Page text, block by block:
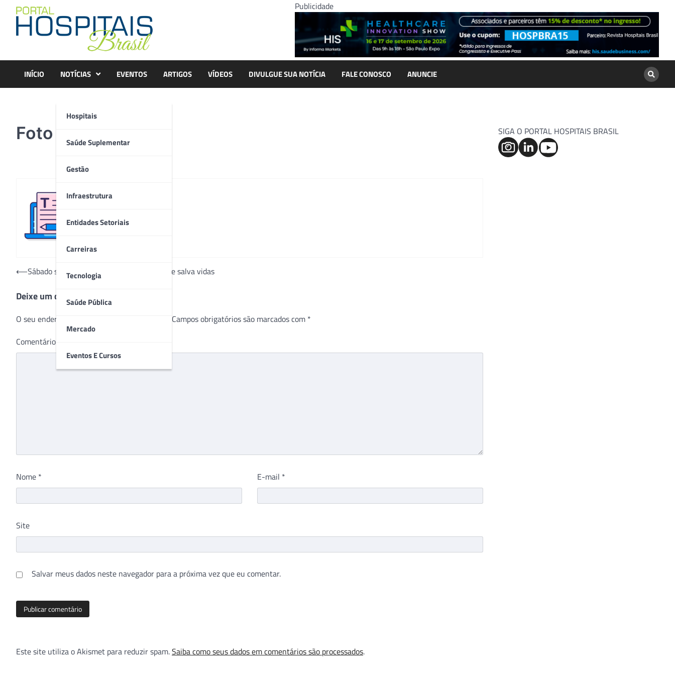
content
Publicidade
INÍCIO NOTÍCIAS
Hospitais
Saúde Suplementar
Gestão
Infraestrutura
Entidades Setoriais
Carreiras
Tecnologia
Saúde Pública
Mercado
Eventos E Cursos
EVENTOS ARTIGOS VÍDEOS DIVULGUE SUA NOTÍCIA FALE CONOSCO ANUNCIE
Foto 2
Navegação
Post
⟵Sábado sem Câncer: uma ação solidária que salva vidas
Deixe um comentário
O seu endereço de e-mail não será publicado. Campos obrigatórios são marcados com *
Comentário
Nome * E-mail *
Site
Salvar meus dados neste navegador para a próxima vez que eu comentar.
Este site utiliza o Akismet para reduzir spam.Saiba como seus dados em comentários são processados.
SIGA O PORTAL HOSPITAIS BRASIL